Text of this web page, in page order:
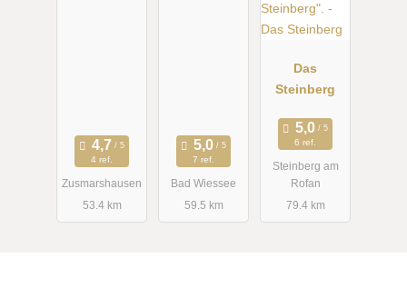
4 ref.
Zusmarshausen
53.4 km
7 ref.
Bad Wiessee
59.5 km
Das
Steinberg
6 ref.
Steinberg am
Rofan
79.4 km